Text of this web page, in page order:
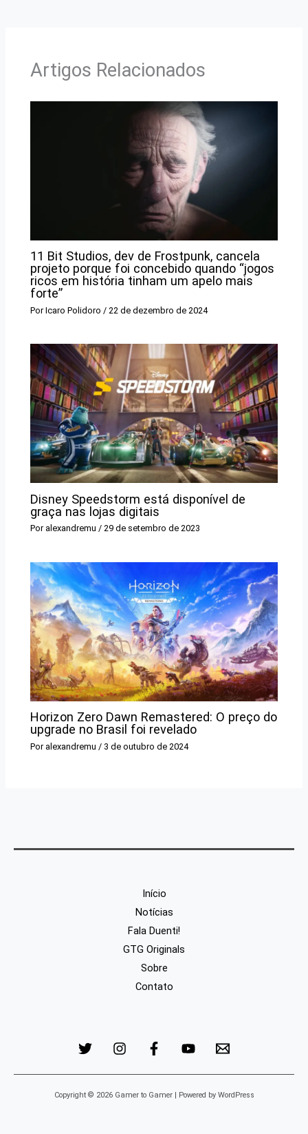
Artigos Relacionados
11 Bit Studios, dev de Frostpunk, cancela
projeto porque foi concebido quando “jogos
ricos em história tinham um apelo mais
forte”
PorIcaro Polidoro / 22 de dezembro de 2024
Disney Speedstorm está disponível de
graça nas lojas digitais
Por alexandremu/29 de setembro de 2023
Horizon Zero Dawn Remastered: O preço do
upgrade no Brasil foi revelado
Por alexandremu / 3 de outubro de 2024
Início
Notícias
Fala Duenti!
GTG Originals
Sobre
Contato
Copyright © 2026 Gamer to Gamer | Powered by WordPress